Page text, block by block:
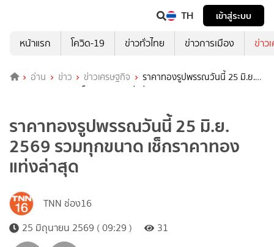
TH
เข้าสู่ระบบ
หน้าแรก
โควิด-19 ข่าวทั่วไทย ข่าวการเมือง ข่าว
อ่าน ข่าว ข่าวเศรษฐกิจ
ราคาทองรูปพรรณวันนี้ 25 มิ.ย.
2569 รวมทุกขนาด เช็กราคาทองแท่งล่าสุด
ราคาทองรูปพรรณวันนี้ 25 มิ.ย.
2569 รวมทุกขนาด เช็กราคาทอง
แท่งล่าสุด
TNN ช่อง16
25 มิถุนายน 2569 ( 09:29 )
31